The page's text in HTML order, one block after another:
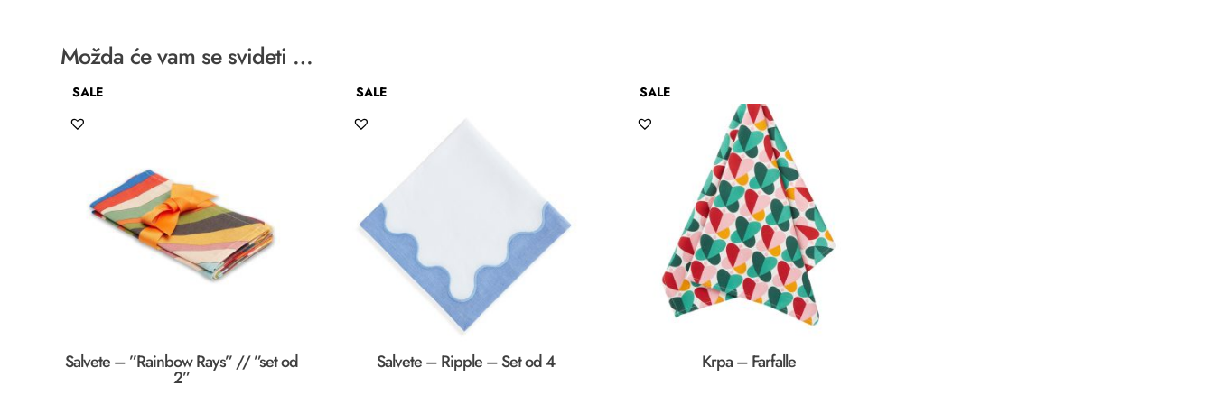
Možda će vam se svideti …
SALE
Salvete – ”Rainbow Rays” // ”set od
2”
SALE
Salvete – Ripple – Set od 4
SALE
Krpa – Farfalle